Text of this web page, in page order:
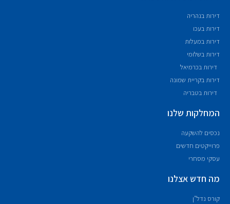
דירות בנהריה
דירות בעכו
דירות במעלות
דירות בשלומי
דירות בכרמיאל
דירות בקריית שמונה
דירות בטבריה
המחלקות שלנו
נכסים להשקעה
פרוייקטים חדשים
עסקי מסחרי
מה חדש אצלנו
קורס נדל"ן